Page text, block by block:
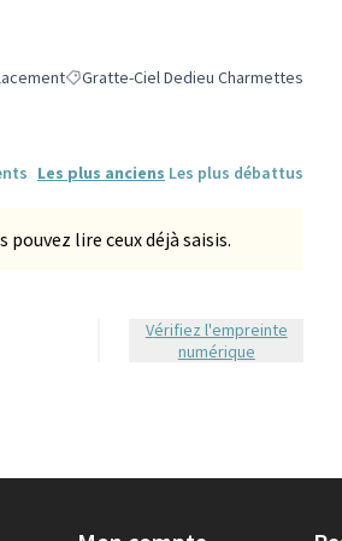
de la catégorie : Mobilité et déplacement
Filtrer les résultats pour le secteur :
Gratte-Ciel Dedieu Charmettes
Les plus anciens Les plus débattus
lire ceux déjà saisis.
Vérifiez l'empreinte
numérique